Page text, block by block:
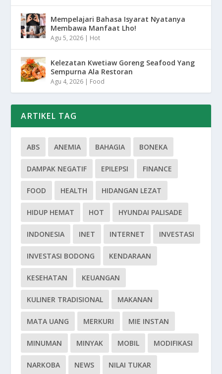
Mempelajari Bahasa Isyarat Nyatanya
Membawa Manfaat Lho!
Agu 5, 2026 | Hot
Kelezatan Kwetiaw Goreng Seafood Yang
Sempurna Ala Restoran
Agu 4, 2026 | Food
ARTIKEL TAG
ABS ANEMIA BAHAGIA BONEKA
DAMPAK NEGATIF EPILEPSI FINANCE
FOOD HEALTH HIDANGAN LEZAT
HIDUP HEMAT HOT HYUNDAI PALISADE
INDONESIA INET INTERNET INVESTASI
INVESTASI BODONG KENDARAAN
KESEHATAN KEUANGAN
KULINER TRADISIONAL MAKANAN
MATA UANG MERKURI MIE INSTAN
MINUMAN MINYAK MOBIL MODIFIKASI
NARKOBA NEWS NILAI TUKAR